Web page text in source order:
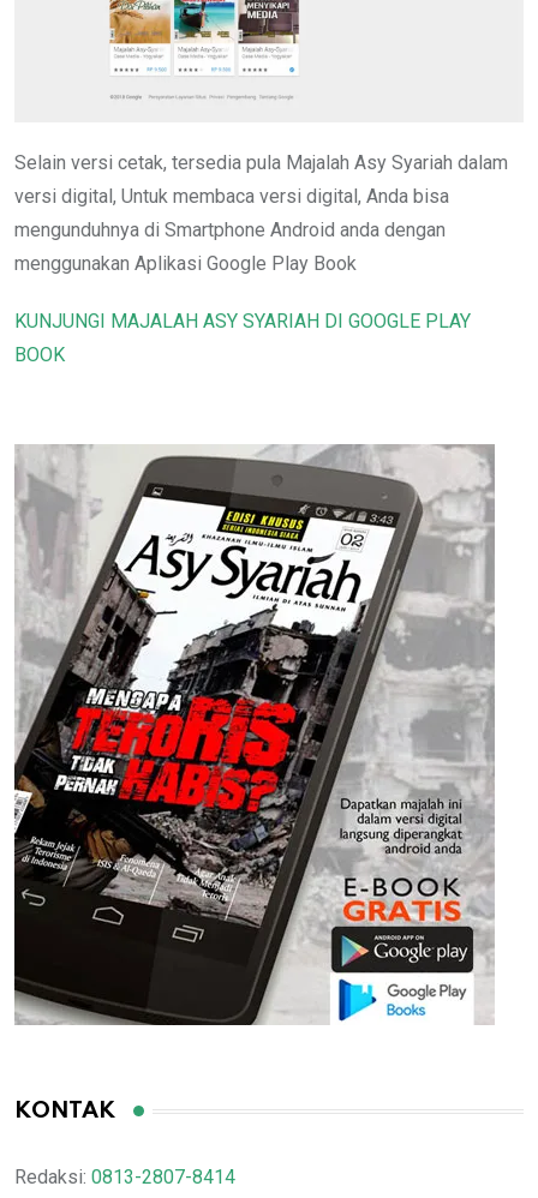
Selain versi cetak, tersedia pula Majalah Asy Syariah dalam
versi digital, Untuk membaca versi digital, Anda bisa
mengunduhnya di Smartphone Android anda dengan
menggunakan Aplikasi Google Play Book
KUNJUNGI MAJALAH ASY SYARIAH DI GOOGLE PLAY
BOOK
KONTAK
Redaksi: 0813-2807-8414